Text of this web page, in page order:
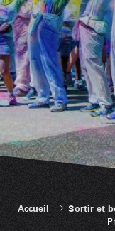
Accueil Sortir et